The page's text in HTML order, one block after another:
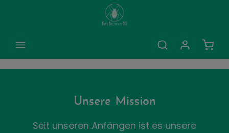
Unsere Mission
Seit unseren Anfängen ist es unsere